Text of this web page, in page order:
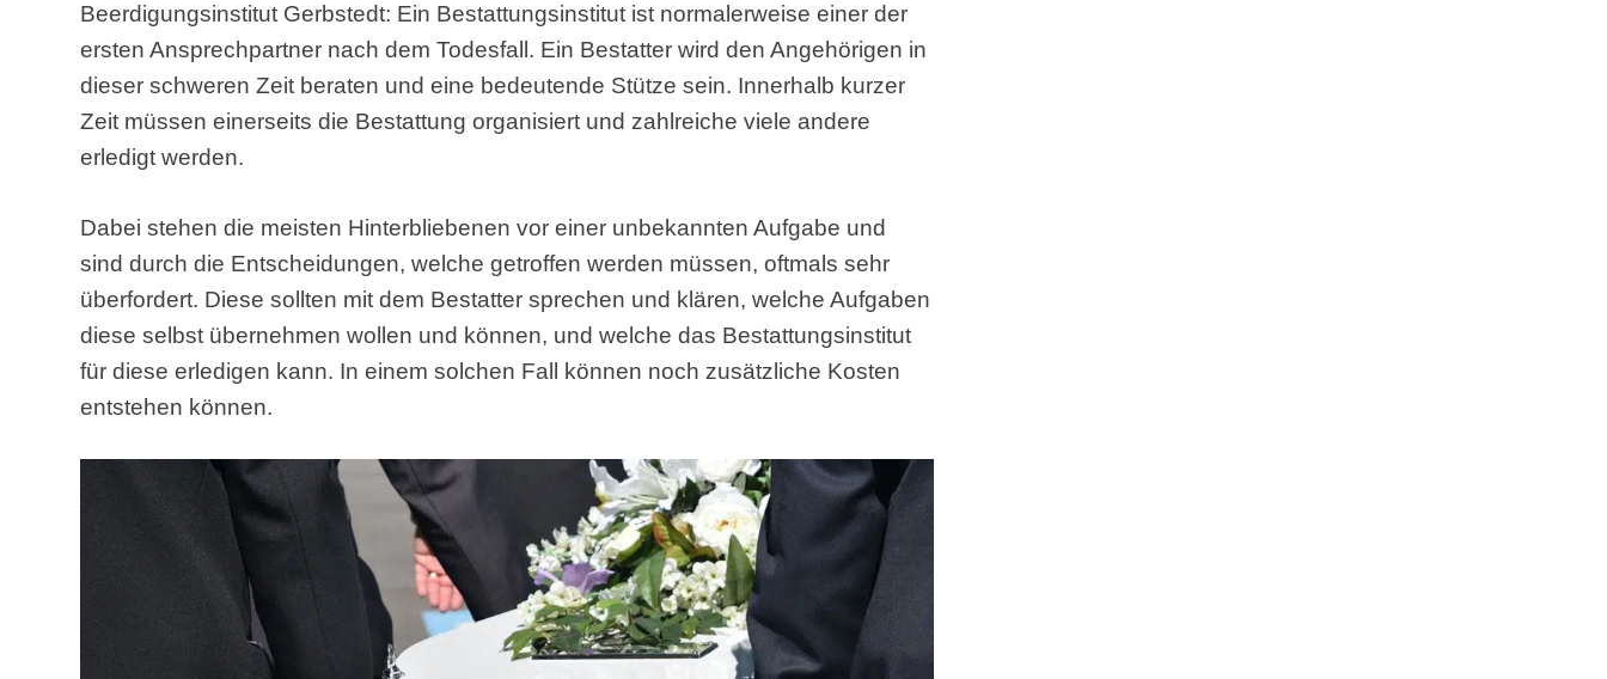
Beerdigungsinstitut Gerbstedt: Ein Bestattungsinstitut ist normalerweise einer der
ersten Ansprechpartner nach dem Todesfall. Ein Bestatter wird den Angehörigen in
dieser schweren Zeit beraten und eine bedeutende Stütze sein. Innerhalb kurzer
Zeit müssen einerseits die Bestattung organisiert und zahlreiche viele andere
erledigt werden.
Dabei stehen die meisten Hinterbliebenen vor einer unbekannten Aufgabe und
sind durch die Entscheidungen, welche getroffen werden müssen, oftmals sehr
überfordert. Diese sollten mit dem Bestatter sprechen und klären, welche Aufgaben
diese selbst übernehmen wollen und können, und welche das Bestattungsinstitut
für diese erledigen kann. In einem solchen Fall können noch zusätzliche Kosten
entstehen können.